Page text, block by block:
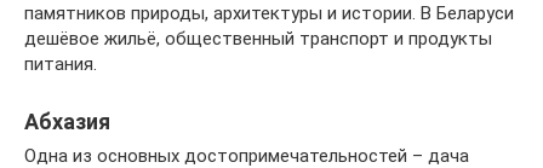
памятников природы, архитектуры и истории. В Беларуси
дешёвое жильё, общественный транспорт и продукты
питания.
Абхазия
Одна из основных достопримечательностей – дача